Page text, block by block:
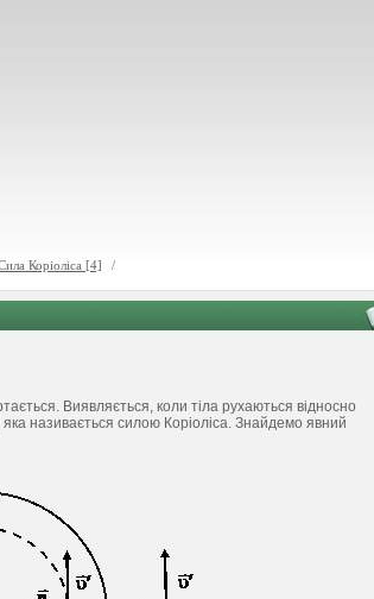
Коріоліса [4] /
Виявляється, коли тіла рухаються відносно
яка називається силою Коріоліса. Знайдемо явний